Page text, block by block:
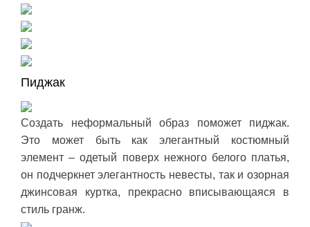
Пиджак
Создать неформальный образ поможет пиджак.
Это может быть как элегантный костюмный
элемент – одетый поверх нежного белого платья,
он подчеркнет элегантность невесты, так и озорная
джинсовая куртка, прекрасно вписывающаяся в
стиль гранж.